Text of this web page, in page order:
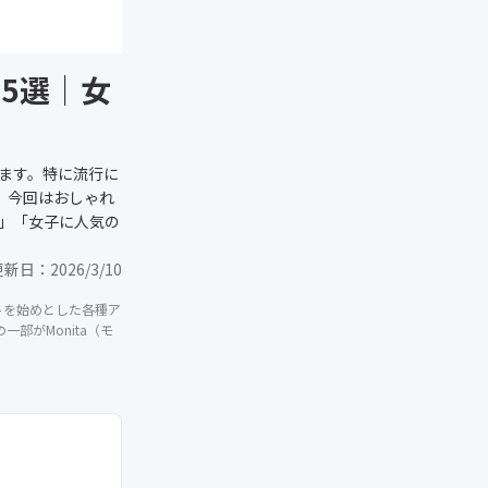
選｜女
す。特に流行に
今回はおしゃれ
「女子に人気の
日： 2026/3/10
始めとした各種ア
一部がMonita（モ